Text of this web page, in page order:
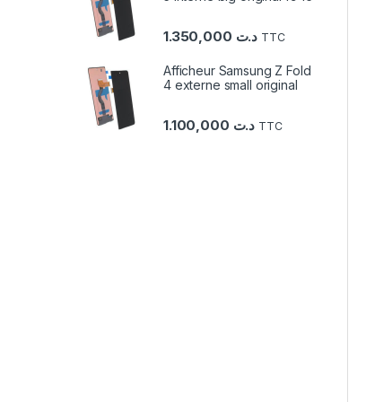
د.ت TTC
Afficheur Samsung Z Fold
4 externe small original
د.ت TTC